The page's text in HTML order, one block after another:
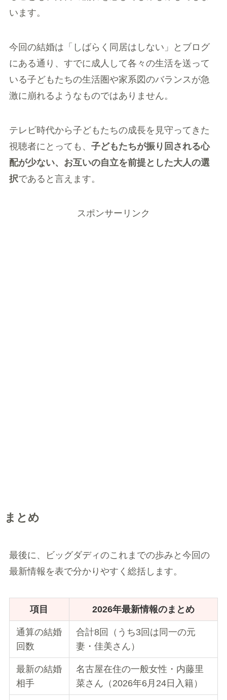
います。
今回の結婚は「しばらく同居はしない」とブログ
にある通り、すでに成人して各々の生活を送って
いる子どもたちの生活圏や家系図のバランスが急
激に崩れるようなものではありません。
テレビ時代から子どもたちの成長を見守ってきた
視聴者にとっても、 子どもたちが振り回される心
配が少ない、お互いの自立を前提とした大人の選
択であると言えます。
スポンサーリンク
まとめ
最後に、ビッグダディのこれまでの歩みと今回の
最新情報を表で分かりやすく総括します。
項目 2026年最新情報のまとめ
通算の結婚
回数
合計8回（うち3回は同一の元
妻・佳美さん）
最新の結婚
相手
名古屋在住の一般女性・内藤里
菜さん（2026年6月24日入籍）